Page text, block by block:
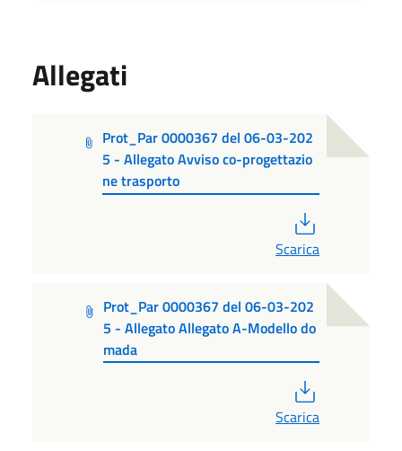
Allegati
Prot_Par 0000367 del 06-03-202
5 - Allegato Avviso co-progettazio
ne trasporto
Scarica
Prot_Par 0000367 del 06-03-202
5 - Allegato Allegato A-Modello do
mada
Scarica